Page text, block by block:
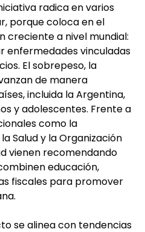
radica en varios
porque coloca en el
creciente a nivel mundial:
enfermedades vinculadas
El sobrepeso, la
de manera
incluida la Argentina,
y adolescentes. Frente a
como la
Salud y la Organización
vienen recomendando
educación,
fiscales para promover
se alinea con tendencias